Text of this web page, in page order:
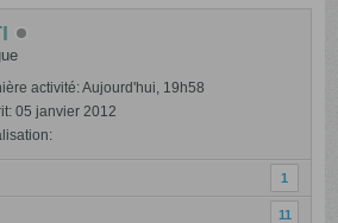
activité: Aujourd'hui, 19h58
05 janvier 2012
1
11